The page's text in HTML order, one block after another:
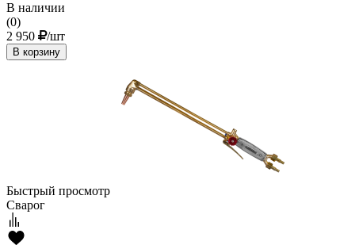
В наличии
(0)
2 950
/шт
В корзину
Быстрый просмотр
Сварог